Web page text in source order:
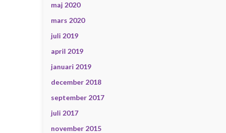
maj 2020
mars 2020
juli 2019
april 2019
januari 2019
december 2018
september 2017
juli 2017
november 2015